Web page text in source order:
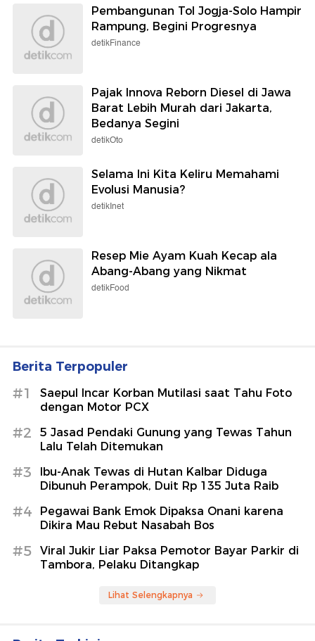
Pembangunan Tol Jogja-Solo Hampir
Rampung, Begini Progresnya
detikFinance
Pajak Innova Reborn Diesel di Jawa
Barat Lebih Murah dari Jakarta,
Bedanya Segini
detikOto
Selama Ini Kita Keliru Memahami
Evolusi Manusia?
detikInet
Resep Mie Ayam Kuah Kecap ala
Abang-Abang yang Nikmat
detikFood
Berita Terpopuler
#1
Saepul Incar Korban Mutilasi saat Tahu Foto
dengan Motor PCX
#2
5 Jasad Pendaki Gunung yang Tewas Tahun
Lalu Telah Ditemukan
#3
Ibu-Anak Tewas di Hutan Kalbar Diduga
Dibunuh Perampok, Duit Rp 135 Juta Raib
#4
Pegawai Bank Emok Dipaksa Onani karena
Dikira Mau Rebut Nasabah Bos
#5
Viral Jukir Liar Paksa Pemotor Bayar Parkir di
Tambora, Pelaku Ditangkap
Lihat Selengkapnya